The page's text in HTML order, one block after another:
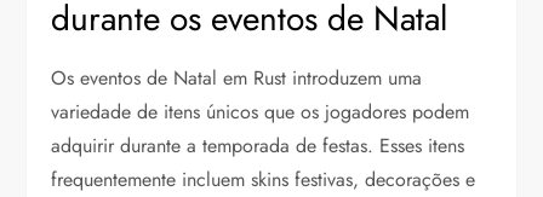
durante os eventos de Natal
Os eventos de Natal em Rust introduzem uma
variedade de itens únicos que os jogadores podem
adquirir durante a temporada de festas. Esses itens
frequentemente incluem skins festivas, decorações e